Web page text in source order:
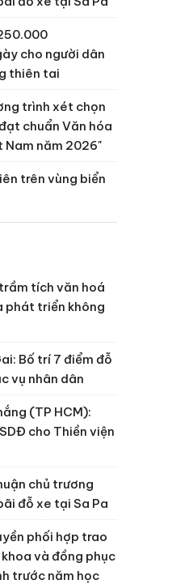
cho người dân
thiên tai
trình xét chọn
chuẩn Văn hóa
Nam năm 2026"
trên vùng biển
tích văn hoá
phát triển không
Bố trí 7 điểm đỗ
vụ nhân dân
(TP HCM):
cho Thiền viện
chủ trương
đỗ xe tại Sa Pa
phối hợp trao
và đồng phục
trước năm học